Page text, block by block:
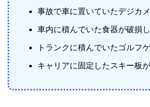
事故で車に置いていたデジカ
車内に積んでいた食器が破損
トランクに積んでいたゴルフ
キャリアに固定したスキー板